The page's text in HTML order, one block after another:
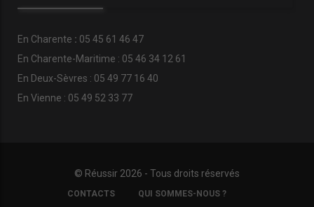
En Charente : 05 45 61 46 47
En Charente-Maritime : 05 46 34 12 61
En Deux-Sèvres : 05 49 77 16 40
En Vienne : 05 49 52 33 77
© Réussir 2026 - Tous droits réservés
COPYRIGHTCONTACTS QUI SOMMES-NOUS ?